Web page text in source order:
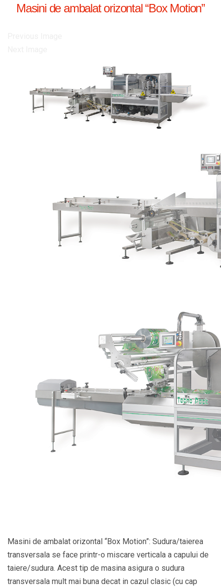
Masini de ambalat orizontal “Box Motion”
Masini de ambalat orizontal “Box Motion”: Sudura/taierea
transversala se face printr-o miscare verticala a capului de
taiere/sudura. Acest tip de masina asigura o sudura
transversala mult mai buna decat in cazul clasic (cu cap